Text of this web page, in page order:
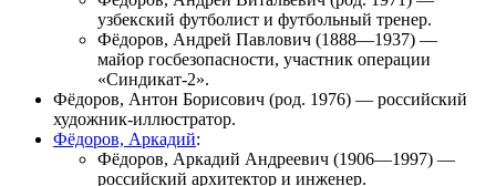
узбекский футболист и футбольный тренер.
Фёдоров, Андрей Павлович (1888—1937) —
майор госбезопасности, участник операции
«Синдикат-2».
Фёдоров, Антон Борисович (род. 1976) — российский
художник-иллюстратор.
Фёдоров, Аркадий:
Фёдоров, Аркадий Андреевич (1906—1997) —
российский архитектор и инженер.